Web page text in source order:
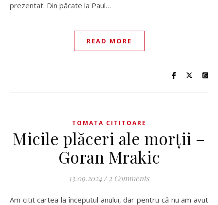
prezentat. Din păcate la Paul…
READ MORE
TOMATA CITITOARE
Micile plăceri ale morții –
Goran Mrakic
13.09.2024 / 2 Comments
Am citit cartea la începutul anului, dar pentru că nu am avut